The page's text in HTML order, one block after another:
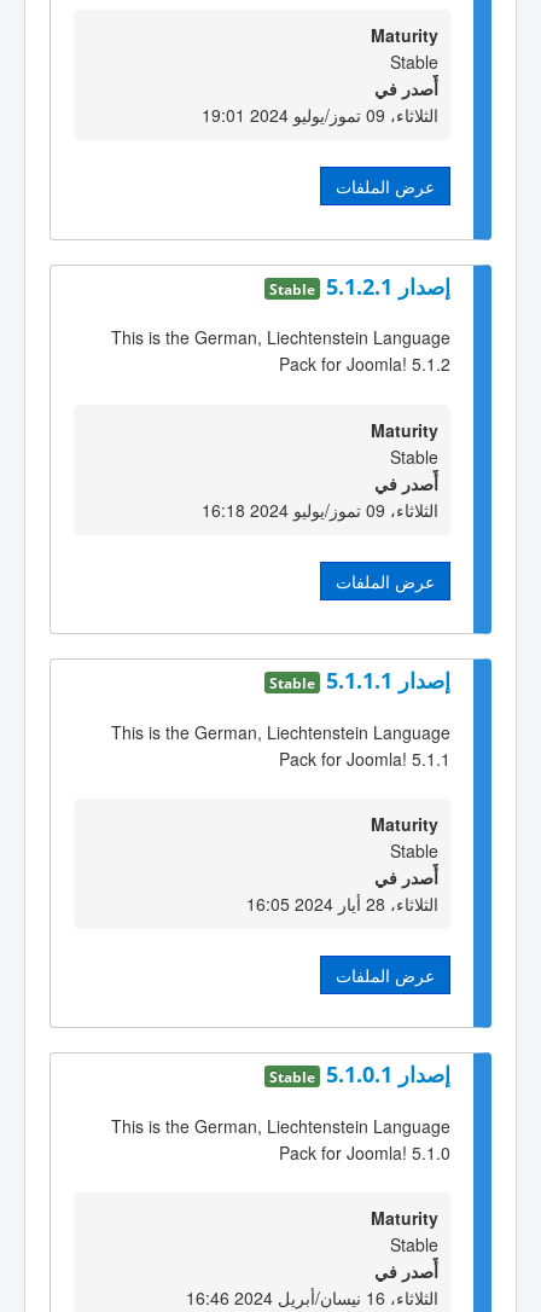
Maturity
Stable
أٌصدر في
الثلاثاء، 09 تموز/يوليو 2024 19:01
عرض الملفات
إصدار 5.1.2.1 Stable
This is the German, Liechtenstein Language
Pack for Joomla! 5.1.2
Maturity
Stable
أٌصدر في
الثلاثاء، 09 تموز/يوليو 2024 16:18
عرض الملفات
إصدار 5.1.1.1 Stable
This is the German, Liechtenstein Language
Pack for Joomla! 5.1.1
Maturity
Stable
أٌصدر في
الثلاثاء، 28 أيار 2024 16:05
عرض الملفات
إصدار 5.1.0.1 Stable
This is the German, Liechtenstein Language
Pack for Joomla! 5.1.0
Maturity
Stable
أٌصدر في
الثلاثاء، 16 نيسان/أبريل 2024 16:46